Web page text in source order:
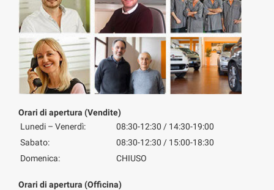
Orari di apertura (Vendite)
Lunedi – Venerdì:
08:30-12:30 / 14:30-19:00
Sabato:
08:30-12:30 / 15:00-18:30
Domenica:
CHIUSO
Orari di apertura (Officina)